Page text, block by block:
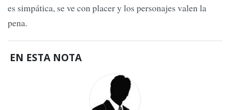
es simpática, se ve con placer y los personajes valen la
pena.
EN ESTA NOTA